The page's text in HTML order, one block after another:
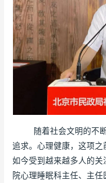
随着社会文明的不断
追求。心理健康，这项之
如今受到越来越多人的
院心理睡眠科主任、主